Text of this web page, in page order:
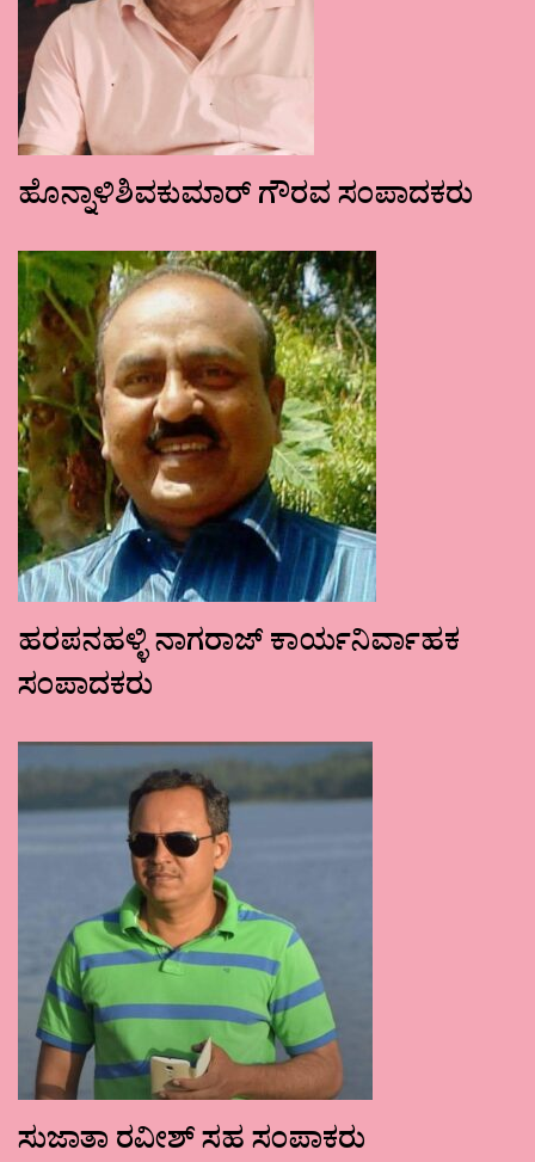
ಹೊನ್ನಾಳಿಶಿವಕುಮಾರ್ ಗೌರವ ಸಂಪಾದಕರು
ಹರಪನಹಳ್ಳಿ ನಾಗರಾಜ್ ಕಾರ್ಯನಿರ್ವಾಹಕ
ಸಂಪಾದಕರು
ಸುಜಾತಾ ರವೀಶ್ ಸಹ ಸಂಪಾಕರು